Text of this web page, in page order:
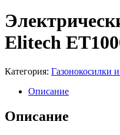
Elitech
Категория: Газонокосилки
Описание
Описание